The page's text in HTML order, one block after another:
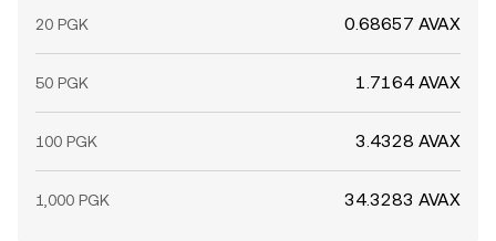
20 PGK 0.68657 AVAX
50 PGK 1.7164 AVAX
100 PGK 3.4328 AVAX
1,000 PGK 34.3283 AVAX